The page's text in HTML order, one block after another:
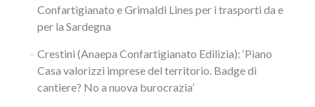
Confartigianato e Grimaldi Lines per i trasporti da e
per la Sardegna
Crestini (Anaepa Confartigianato Edilizia): ‘Piano
Casa valorizzi imprese del territorio. Badge di
cantiere? No a nuova burocrazia’